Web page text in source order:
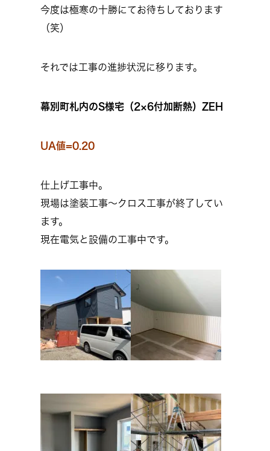
今度は極寒の十勝にてお待ちしております
（笑）
それでは工事の進捗状況に移ります。
幕別町札内のS様宅（2×6付加断熱）ZEH
UA値=0.20
仕上げ工事中。
現場は塗装工事～クロス工事が終了してい
ます。
現在電気と設備の工事中です。